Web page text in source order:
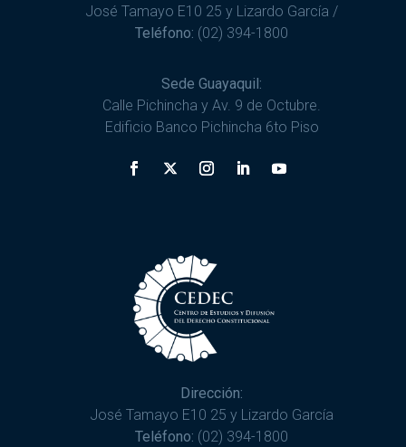
José Tamayo E10 25 y Lizardo García /
Teléfono: (02) 394-1800
Sede Guayaquil:
Calle Pichincha y Av. 9 de Octubre.
Edificio Banco Pichincha 6to Piso
Dirección:
José Tamayo E10 25 y Lizardo García
Teléfono: (02) 394-1800